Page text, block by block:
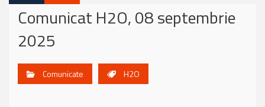
Comunicat H2O, 08 septembrie
2025
Comunicate H2O